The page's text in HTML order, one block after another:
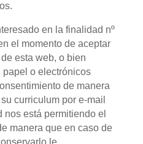
en la finalidad nº
el momento de aceptar
esta web, o bien
papel o electrónicos
de manera
curriculum por e-mail
está permitiendo el
manera que en caso de
le